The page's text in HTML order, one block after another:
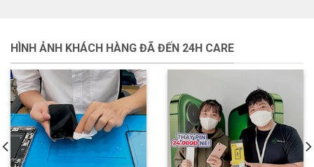
HÌNH ẢNH KHÁCH HÀNG ĐÃ ĐẾN 24H CARE